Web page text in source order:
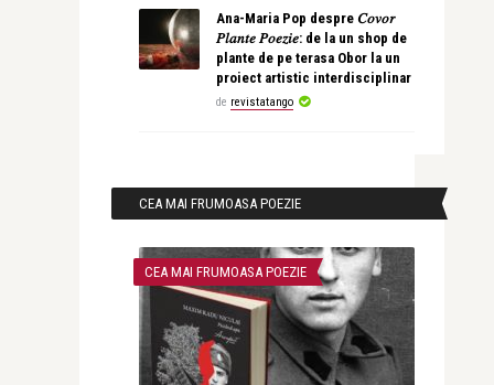
Ana-Maria Pop despre 𝐶𝑜𝑣𝑜𝑟
𝑃𝑙𝑎𝑛𝑡𝑒 𝑃𝑜𝑒𝑧𝑖𝑒: de la un shop de
plante de pe terasa Obor la un
proiect artistic interdisciplinar
de revistatango
CEA MAI FRUMOASA POEZIE
CEA MAI FRUMOASA POEZIE